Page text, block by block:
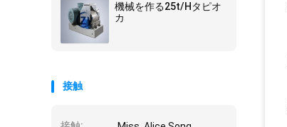
機械を作る25t/Hタピオ
カ
接触